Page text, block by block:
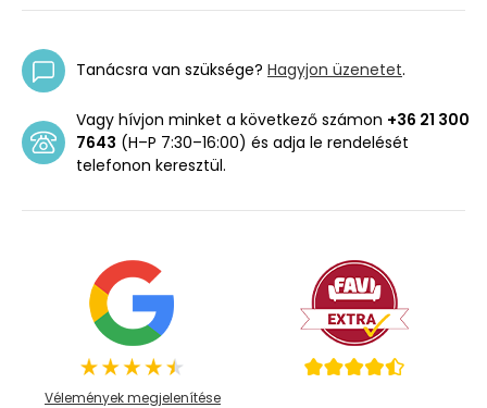
Tanácsra van szüksége? Hagyjon üzenetet.
Vagy hívjon minket a következő számon +36 21 300
7643 (H–P 7:30–16:00) és adja le rendelését
telefonon keresztül.
Vélemények megjelenítése